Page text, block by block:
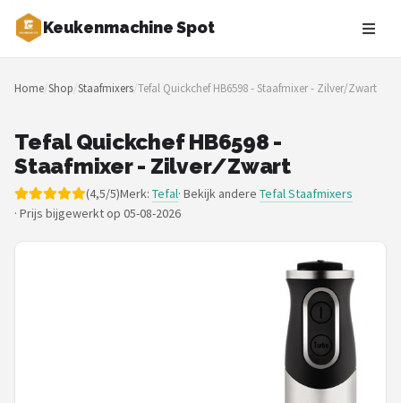
Keukenmachine Spot
Zoeken
NAVIGATIE
Merken
Blog
Home/Shop/Staafmixers/Tefal Quickchef HB6598 - Staafmixer - Zilver/Zwart
Tefal Quickchef HB6598 -
Staafmixer - Zilver/Zwart
(4,5/5)Merk: Tefal· Bekijk andere Tefal Staafmixers
· Prijs bijgewerkt op 05-08-2026